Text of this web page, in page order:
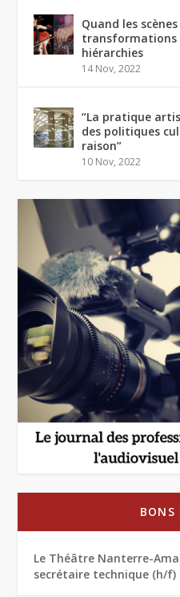
Quand les
transformations
hiérarchies
14 Nov, 2022
“La pratique
des politiques
raison”
10 Nov, 2022
BONS
Le Théâtre Nanterre-
secrétaire technique (h/f)